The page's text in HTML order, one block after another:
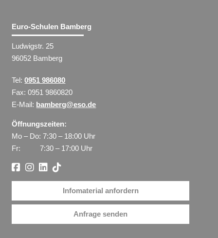
Euro-Schulen Bamberg
Ludwigstr. 25
96052 Bamberg
Tel:0951 986080
Fax: 0951 9860820
E-Mail: bamberg@eso.de
Öffnungszeiten:
Mo – Do: 7:30 – 18:00 Uhr
Fr: 7:30 – 17:00 Uhr
Infomaterial anfordern
Anfrage senden